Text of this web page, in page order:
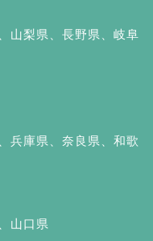
山梨県 長野県
岐阜
兵庫県 奈良県
和歌
山口県